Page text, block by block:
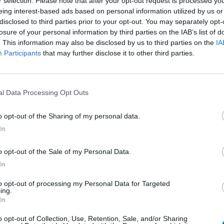
interest-based ads based on personal information utilized by us
to third parties prior to your opt-out. You may separately
of your personal information by third parties on the IAB’s list of
This information may also be disclosed by us to third parties on the
Participants that may further disclose it to other third parties.
Data Processing Opt Outs
opt-out of the Sharing of my personal data.
opt-out of the Sale of my Personal Data.
opt-out of processing my Personal Data for Targeted
opt-out of Collection, Use, Retention, Sale, and/or Sharing
la lotta per non retrocedere si sta accendendo.
minuto contro il Sassuolo nella trentasettesima
sullaCremonese , che battendo l'Udinesesi è
e gli scenari in caso di arrivo in classifica a pari
concretizzarsi questa situazione, infatti, si
ULTIME DUE GIORNATE